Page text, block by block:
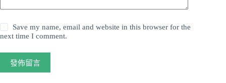
Save my name, email and website in this browser for the
next time I comment.
發佈留言